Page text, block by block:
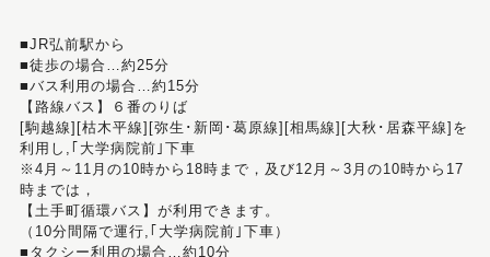
■JR弘前駅から
■徒歩の場合…約25分
■バス利用の場合…約15分
【路線バス】６番のりば
[駒越線][枯木平線][弥生･新岡･葛原線][相馬線][大秋･居森平線]を
利用し,｢大学病院前｣下車
※4月～11月の10時から18時まで，及び12月～3月の10時から17
時までは，
【土手町循環バス】が利用できます。
（10分間隔で運行,｢大学病院前｣下車）
■タクシー利用の場合…約10分